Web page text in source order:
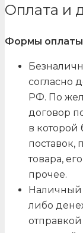
Оплата и
Формы оплаты
согласно
РФ. По
договор
в которой
поставок,
товара,
прочее.
Наличный
либо
отправкой